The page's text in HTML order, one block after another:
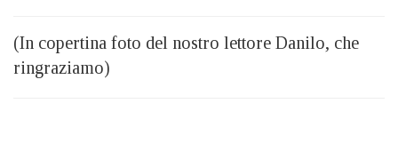
(In copertina foto del nostro lettore Danilo, che
ringraziamo)